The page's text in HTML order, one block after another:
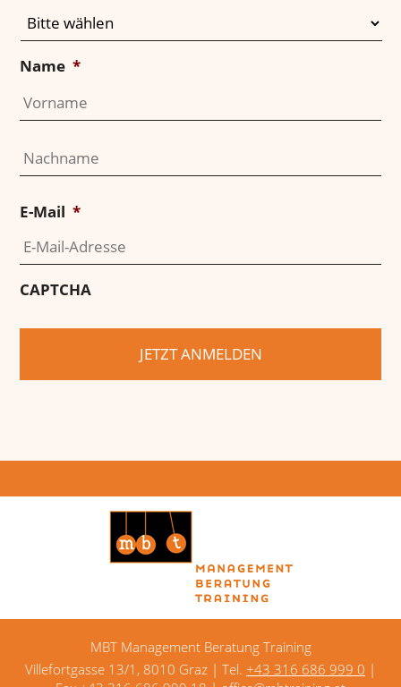
Name *
E-Mail *
CAPTCHA
MBT Management Beratung Training
Villefortgasse 13/1, 8010 Graz | Tel. +43 316 686 999 0 |